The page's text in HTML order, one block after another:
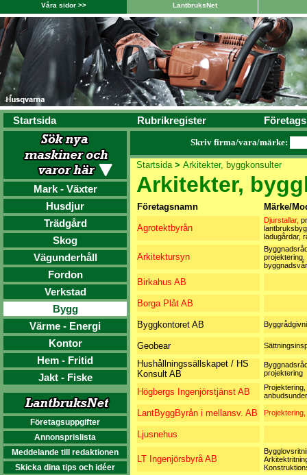
Våra sidor >> LantbruksNet
Startsida Rubrikregister
Mark - Växter
Husdjur
Trädgård
Skog
Vägunderhåll
Fordon
Verkstad
Bygg
Värme - Energi
Kontor
Hem - Fritid
Jakt - Fiske
Företagsuppgifter
Annonsprislista
Meddelande till redaktionen
Skicka dina tips och idéer
Skriv firma/vara/märke:
Startsida> Arkitekter, byggkonsulter
Arkitekter,
Företagsnamn Märke/
Agrotektbyrån
Djurstallar,
ladugårdar,
Arkitektursyn
projektering,
Birkahus AB
Borga Plåt AB
Byggkontoret AB
Geobear
Hushållningssällskapet / HS
Konsult AB
projektering
Högbergs Ingenjörstjänst AB
Projektering,
LantByggByrån i mellansv. AB Projektering,
Ljusnehus
LT Ingenjörsbyrå AB